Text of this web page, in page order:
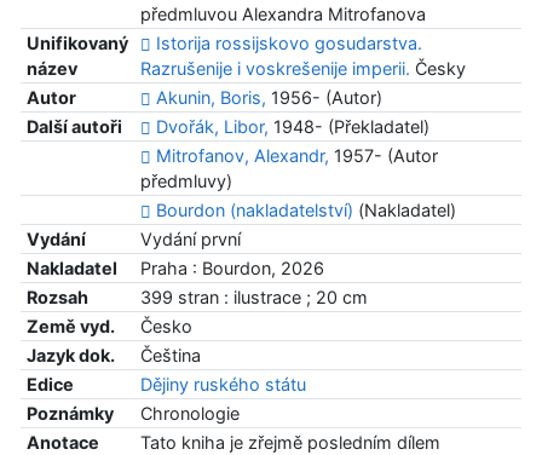
předmluvou Alexandra Mitrofanova
Unifikovaný
název
Istorija rossijskovo gosudarstva.
Razrušenije i voskrešenije imperii. Česky
Autor
Akunin, Boris, 1956- (Autor)
Další autoři
Dvořák, Libor, 1948- (Překladatel)
Mitrofanov, Alexandr, 1957- (Autor
předmluvy)
Bourdon (nakladatelství) (Nakladatel)
Vydání
Vydání první
Nakladatel
Praha : Bourdon, 2026
Rozsah
399 stran : ilustrace ; 20 cm
Země vyd.
Česko
Jazyk dok.
Čeština
Edice
Dějiny ruského státu
Poznámky
Chronologie
Anotace
Tato kniha je zřejmě posledním dílem